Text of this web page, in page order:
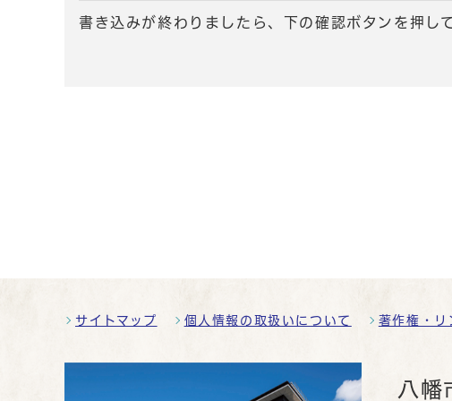
書き込みが終わりましたら、下の確認ボタンを押し
サイトマップ 個人情報の取扱いについて 著作権・リ
八幡